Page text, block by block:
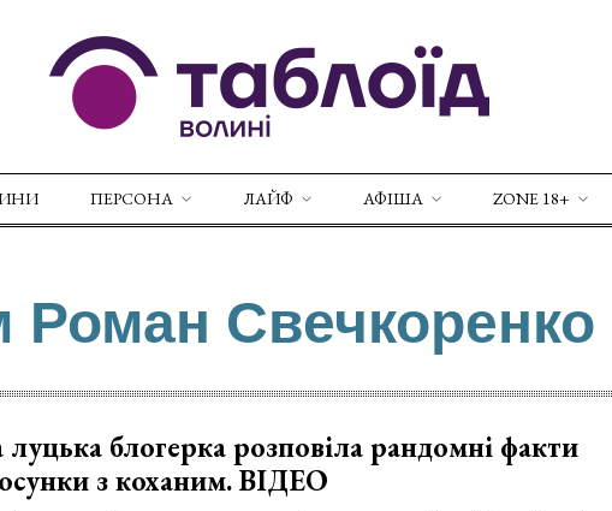
ПЕРСОНА ЛАЙФ АФІША ZONE 18+
Роман Свечкоренко
луцька блогерка розповіла рандомні факти
з коханим. ВІДЕО